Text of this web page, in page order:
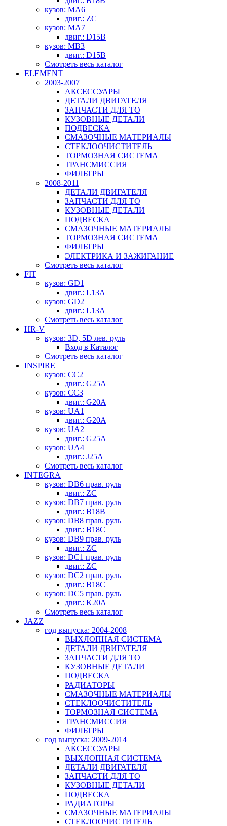
кузов: MA6
двиг.: ZC
кузов: MA7
двиг.: D15B
кузов: MB3
двиг.: D15B
Смотреть весь каталог
ELEMENT
2003-2007
АКСЕССУАРЫ
ДЕТАЛИ ДВИГАТЕЛЯ
ЗАПЧАСТИ ДЛЯ ТО
КУЗОВНЫЕ ДЕТАЛИ
ПОДВЕСКА
СМАЗОЧНЫЕ МАТЕРИАЛЫ
СТЕКЛООЧИСТИТЕЛЬ
ТОРМОЗНАЯ СИСТЕМА
ТРАНСМИССИЯ
ФИЛЬТРЫ
2008-2011
ДЕТАЛИ ДВИГАТЕЛЯ
ЗАПЧАСТИ ДЛЯ ТО
КУЗОВНЫЕ ДЕТАЛИ
ПОДВЕСКА
СМАЗОЧНЫЕ МАТЕРИАЛЫ
ТОРМОЗНАЯ СИСТЕМА
ФИЛЬТРЫ
ЭЛЕКТРИКА И ЗАЖИГАНИЕ
Смотреть весь каталог
FIT
кузов: GD1
двиг.: L13A
кузов: GD2
двиг.: L13A
Смотреть весь каталог
HR-V
кузов: 3D, 5D лев. руль
Вход в Каталог
Смотреть весь каталог
INSPIRE
кузов: CC2
двиг.: G25A
кузов: CC3
двиг.: G20A
кузов: UA1
двиг.: G20A
кузов: UA2
двиг.: G25A
кузов: UA4
двиг.: J25A
Смотреть весь каталог
INTEGRA
кузов: DB6 прав. руль
двиг.: ZC
кузов: DB7 прав. руль
двиг.: B18B
кузов: DB8 прав. руль
двиг.: B18C
кузов: DB9 прав. руль
двиг.: ZC
кузов: DC1 прав. руль
двиг.: ZC
кузов: DC2 прав. руль
двиг.: B18C
кузов: DC5 прав. руль
двиг.: K20A
Смотреть весь каталог
JAZZ
год выпуска: 2004-2008
ВЫХЛОПНАЯ СИСТЕМА
ДЕТАЛИ ДВИГАТЕЛЯ
ЗАПЧАСТИ ДЛЯ ТО
КУЗОВНЫЕ ДЕТАЛИ
ПОДВЕСКА
РАДИАТОРЫ
СМАЗОЧНЫЕ МАТЕРИАЛЫ
СТЕКЛООЧИСТИТЕЛЬ
ТОРМОЗНАЯ СИСТЕМА
ТРАНСМИССИЯ
ФИЛЬТРЫ
год выпуска: 2009-2014
АКСЕССУАРЫ
ВЫХЛОПНАЯ СИСТЕМА
ДЕТАЛИ ДВИГАТЕЛЯ
ЗАПЧАСТИ ДЛЯ ТО
КУЗОВНЫЕ ДЕТАЛИ
ПОДВЕСКА
РАДИАТОРЫ
СМАЗОЧНЫЕ МАТЕРИАЛЫ
СТЕКЛООЧИСТИТЕЛЬ